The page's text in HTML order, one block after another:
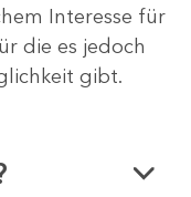
Interesse für
die es jedoch
gibt.